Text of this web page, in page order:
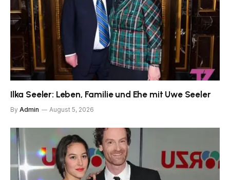
Ilka Seeler: Leben, Familie und Ehe mit Uwe Seeler
By Admin August 5, 2026